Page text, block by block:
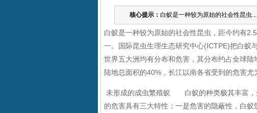
核心提示： 白蚁是一种较为原始的社会性昆虫...
白蚁是一种较为原始的社会性昆虫，距今约有2.5
一。国际昆虫生理生态研究中心(ICTPE)把白蚁
世界五大洲均有分布和危害，其分布约占全球陆
陆地总面积的40% ，长江以南各省受到的危害尤
未形成的成虫繁殖蚁 白蚁的种类极其丰富，
的危害具有三大特性：一是危害的隐蔽性，白